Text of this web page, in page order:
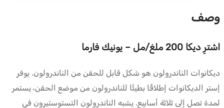
وصف
اشترِ ديكا 200 ملغ/مل – يونيك فارما
ديكانوات الناندرولون هو شكل قابل للحقن من الناندرولون. يوفر
إستر الديكانوات إطلاقًا بطيئًا للناندرولون من موضع الحقن، يستمر
لمدة تصل إلى ثلاثة أسابيع. يشبه الناندرولون التستوستيرون في